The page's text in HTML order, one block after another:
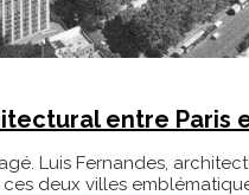
entre Paris
Luis Fernandes,
deux villes